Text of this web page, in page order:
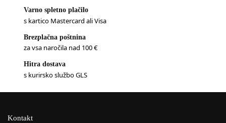
Varno spletno plačilo
s kartico Mastercard ali Visa
Brezplačna poštnina
za vsa naročila nad 100 €
Hitra dostava
s kurirsko službo GLS
Kontakt